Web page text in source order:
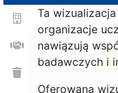
Ta
organizacje
nawiązują
badawczych i
Oferowana
26